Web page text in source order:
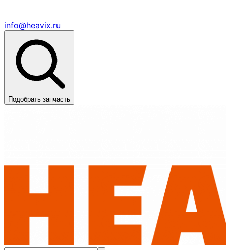
info@heavix.ru
Подобрать запчасть